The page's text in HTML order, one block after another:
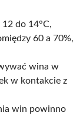
do 14°C,
60 a 70%,
wina w
w kontakcie z
win powinno